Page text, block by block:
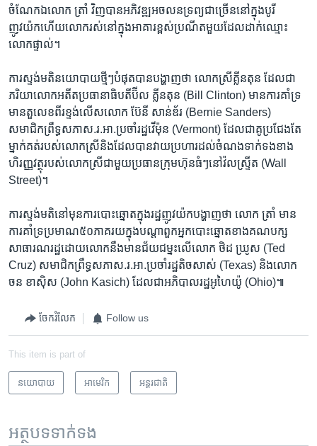
ចំណែក​ឯ​លោក​ ត្រាំ ​វិញ​បាន​អភិវឌ្ឍ​អចលន​ទ្រព្យ​ជា​ច្រើន​នៅ​ក្នុង​បូរី​
ញូវយ៉កហើយ​លោក​រស់​នៅក្នុង​អាគារ​ខ្ពស់​ប្រណីត​មួយ​ដែល​ដាក់​ឈ្មោះ​
លោក​ផ្ទាល់។
ការ​ស្ទង់​មតិ​នយោបាយ​ថ្មីៗ​បំផុត​បានបង្ហាញ​ថា​ លោកស្រី​គ្លីនតុន​ ដែល​ជា​
ភរិយា​លោក​អតីត​ប្រធានាធិបតីប៊ីល​ គ្លីនតុន​ (Bill​ Clinton) មាន​ការ​គាំទ្រ​
មាន​តួ​លេខ​ពីរ​ខ្ទង់​លើស​លោក​ ប៊ែនី សាន់ឌ័រ​ (Bernie Sanders)
សមាជិក​ព្រឹទ្ធ​សភា​ស.រ.អា.​ប្រចាំ​រដ្ឋ​វើម៉ុន (Vermont) ដែល​ជា​គូ​ប្រជែង​តែ​
ម្នាក់​គត់​របស់​លោក​ស្រី​និង​ដែល​បាន​វាយ​ប្រហារ​ដល់​ចំណង​ទាក់ទង​ខាង​
ហិរញ្ញ​វត្ថុ​របស់​លោកស្រី​ជាមួយ​ប្រធាន​ក្រុមហ៊ុន​ធំៗនៅ​វ៉ល​ស្ទ្រីត (Wall
Street)។​
​ការ​ស្ទង់មតិ​នៅ​មុន​ការ​បោះឆ្នោត​ក្នុង​រដ្ឋ​ញូវយ៉ក​បង្ហាញ​ថា​ លោក ត្រាំ​ មាន​
ការ​គាំទ្រ​ប្រមាណ​៥០​ភាគ​រយ​ក្នុង​បណ្តា​ពួក​អ្នក​បោះឆ្នោត​ខាង​គណបក្ស​
សាធារណរដ្ឋ​ដោយ​លោក​នឹង​មានជ័យជម្នះ​លើ​លោក​ ថិដ ឃ្រូស (Ted
Cruz) សមាជិក​ព្រឹទ្ធ​សភា​ស.រ.អា.​ប្រចាំ​រដ្ឋតិច​សាស់​ (Texas) និង​លោក​
ចន​ ខាស៊ិស​ (John Kasich) ដែល​ជា​អភិបាល​រដ្ឋអូហៃយ៉ូ (Ohio)៕
ចែករំលែក Follow us
This item is part of
នយោបាយ អាមេរិក​ អន្តរជាតិ
អត្ថបទ​ទាក់ទង